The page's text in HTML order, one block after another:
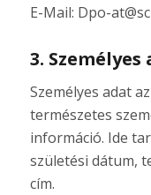
E-Mail: Dpo-
3.
Személyes adat
természetes
információ. Ide
születési dátum,
cím.